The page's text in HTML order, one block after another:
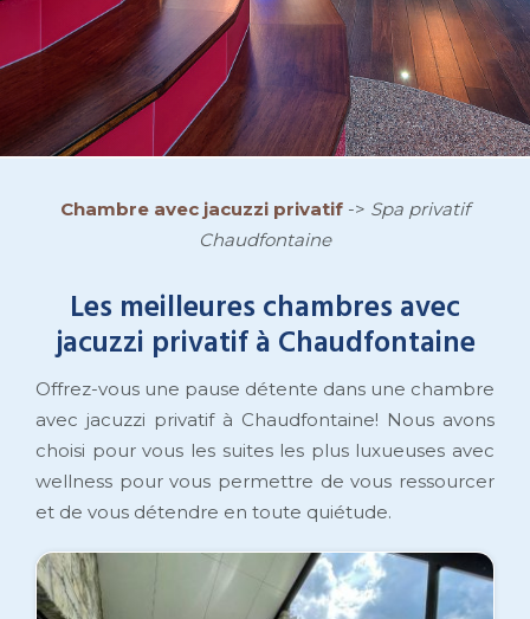
Chambre avec jacuzzi privatif -> Spa privatif
Chaudfontaine
Les meilleures chambres avec
jacuzzi privatif à Chaudfontaine
Offrez-vous une pause détente dans une chambre
avec jacuzzi privatif à Chaudfontaine! Nous avons
choisi pour vous les suites les plus luxueuses avec
wellness pour vous permettre de vous ressourcer
et de vous détendre en toute quiétude.